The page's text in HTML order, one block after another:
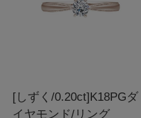
[しずく/0.20ct]K18PGダ
イヤモンド/リング